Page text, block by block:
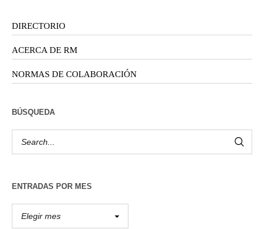
DIRECTORIO
ACERCA DE RM
NORMAS DE COLABORACIÓN
BÚSQUEDA
ENTRADAS POR MES